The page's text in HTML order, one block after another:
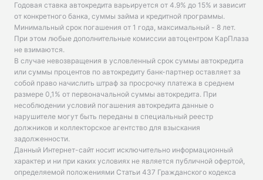
Годовая ставка автокредита варьируется от 4.9% до 15% и зависит
от конкретного банка, суммы займа и кредитной программы.
Минимальный срок погашения от 1 года, максимальный - 8 лет.
При этом любые дополнительные комиссии автоцентром КарПлаза
не взимаются.
В случае невозвращения в условленный срок суммы автокредита
или суммы процентов по автокредиту банк-партнер оставляет за
собой право начислить штраф за просрочку платежа в среднем
размере 0,1% от первоначальной суммы автокредита. При
несоблюдении условий погашения автокредита данные о
нарушителе могут быть переданы в специальный реестр
должников и коллекторское агентство для взыскания
задолженности.
Данный Интернет-сайт носит исключительно информационный
характер и ни при каких условиях не является публичной офертой,
определяемой положениями Статьи 437 Гражданского кодекса